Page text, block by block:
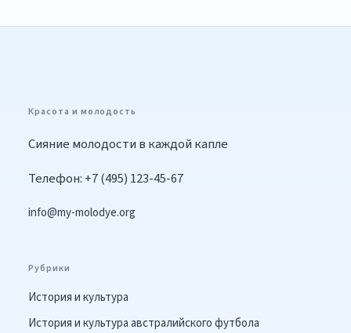
Красота и молодость
Сияние молодости в каждой капле
Телефон: +7 (495) 123-45-67
info@my-molodye.org
Рубрики
История и культура
История и культура австралийского футбола